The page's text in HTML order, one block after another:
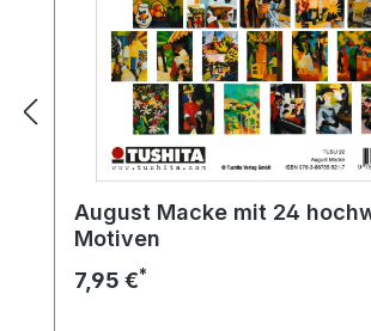
August Macke mit 24
Motiven
7,95 €*